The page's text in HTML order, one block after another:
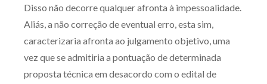
Disso não decorre qualquer afronta à impessoalidade.
Aliás, a não correção de eventual erro, esta sim,
caracterizaria afronta ao julgamento objetivo, uma
vez que se admitiria a pontuação de determinada
proposta técnica em desacordo com o edital de